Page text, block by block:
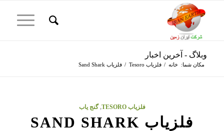
وبلاگ - آخرین اخبار
مکان شما: خانه / فلزیاب Tesoro / فلزیاب Sand Shark
فلزیاب TESORO ,گنج یاب
فلزیاب SAND SHARK